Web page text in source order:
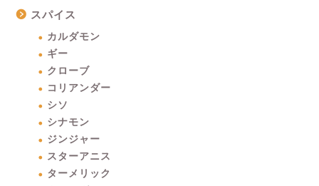
スパイス
カルダモン
ギー
クローブ
コリアンダー
シソ
シナモン
ジンジャー
スターアニス
ターメリック